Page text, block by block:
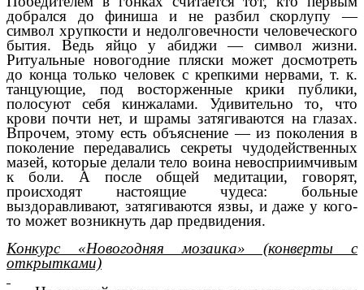
добрался до финиша и не разбил скорлупу —
символ хрупкости и недолговечности человеческого
бытия. Ведь яйцо у абиджи — символ жизни.
Ритуальные новогодние пляски может досмотреть
до конца только человек с крепкими нервами, т. к.
танцующие, под восторженные крики публики,
полосуют себя кинжалами. Удивительно то, что
крови почти нет, и шрамы затягиваются на глазах.
Впрочем, этому есть объяснение — из поколения в
поколение передавались секреты чудодейственных
мазей, которые делали тело воина невосприимчивым
к боли. А после общей медитации, говорят,
происходят настоящие чудеса: больные
выздоравливают, затягиваются язвы, и даже у кого-
то может возникнуть дар предвидения.
Конкурс «Новогодняя мозаика» (конверты с
открытками)